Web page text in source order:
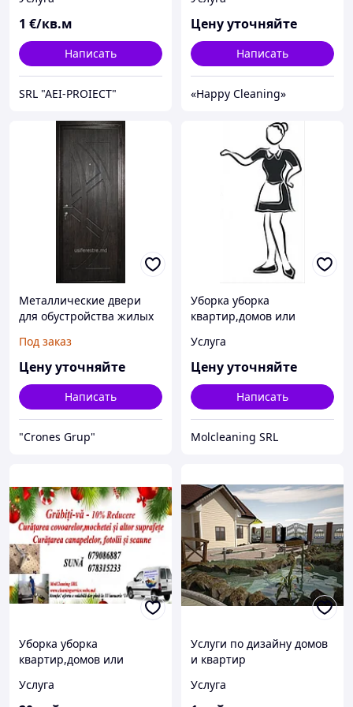
офисов, склады, гаражи,
бассейны.
1 €/кв.м
Написать
SRL "AEI-PROIECT"
Цену уточняйте
Написать
«Happy Cleaning»
Металлические двери
для обустройства жилых
других объектов.
Под заказ
Цену уточняйте
Написать
"Crones Grup"
Уборка уборка
квартир,домов или
Услуга
Цену уточняйте
Написать
Molcleaning SRL
Уборка уборка
квартир,домов или
Услуга
Услуги по дизайну домов
и квартир
Услуга